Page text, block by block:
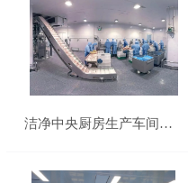
洁净中央厨房生产车间装修工程